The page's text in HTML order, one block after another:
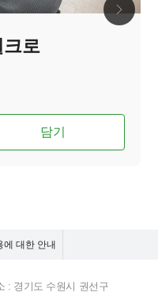
로
담기
에 대한 안내
: 경기도 수원시 권선구